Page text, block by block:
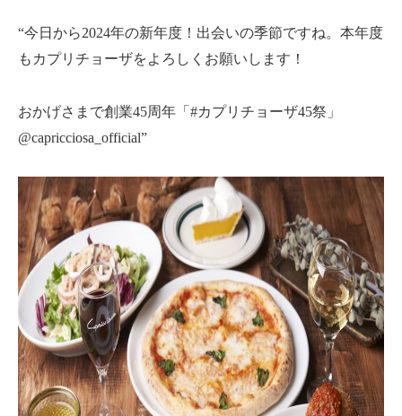
“今日から2024年の新年度！出会いの季節ですね。本年度
もカプリチョーザをよろしくお願いします！
おかげさまで創業45周年「#カプリチョーザ45祭」
@capricciosa_official”